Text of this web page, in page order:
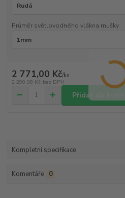
Průměr světlovodného vlákna mušky
2 771,00 Kč/ks
2 290,08 Kč bez DPH
Přidat do košíku
Kompletní specifikace
Komentáře 0